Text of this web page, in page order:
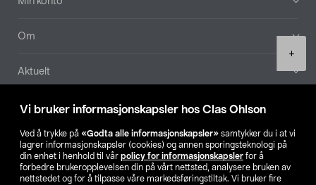
Vi bruker informasjonskapsler hos Clas Ohlson
Ved å trykke på «Godta alle informasjonskapsler» samtykker du i at vi
lagrer informasjonskapsler (cookies) og annen sporingsteknologi på
din enhet i henhold til vår policy for informasjonskapsler for å
forbedre brukeropplevelsen din på vårt nettsted, analysere bruken av
nettstedet og for å tilpasse våre markedsføringstiltak. Vi bruker fire
+
Om
Aktuelt
Våre selskaper
Finn din butikk
SE NO FI